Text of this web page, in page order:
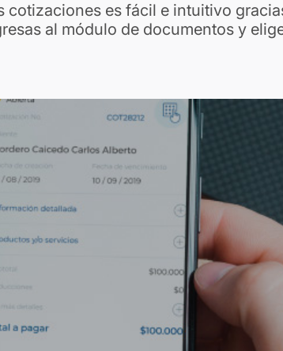
cotizaciones es fácil e intuitivo
al módulo de documentos y